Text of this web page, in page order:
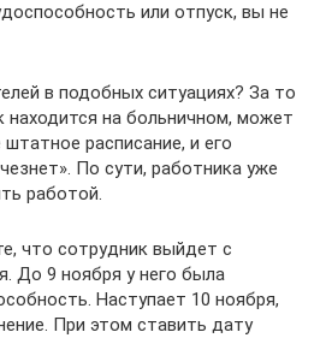
или отпуск, вы не
в подобных ситуациях? За то
находится на больничном, может
расписание, и его
По сути, работника уже
работой.
что сотрудник выйдет с
До 9 ноября у него была
Наступает 10 ноября,
При этом ставить дату